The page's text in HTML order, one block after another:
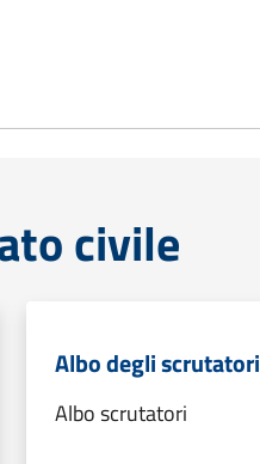
civile
Albo degli scrutatori
Albo scrutatori